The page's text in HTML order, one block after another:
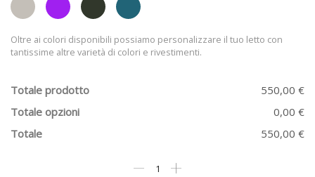
Oltre ai colori disponibili possiamo personalizzare il tuo letto con
tantissime altre varietà di colori e rivestimenti.
Totale prodotto
550,00 €
Totale opzioni
0,00 €
Totale
550,00 €